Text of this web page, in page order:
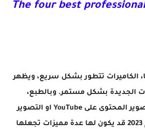
The four best professional
الكاميرات تتطور بشكل سريع، ويظهر
الجديدة بشكل مستمر. وبالطبع،
الكاميرا المثالية لتصوير المحتوى على YouTube او التصوير
بصفة عامة في عام 2023 قد يكون لها عدة مميزات تجعلها